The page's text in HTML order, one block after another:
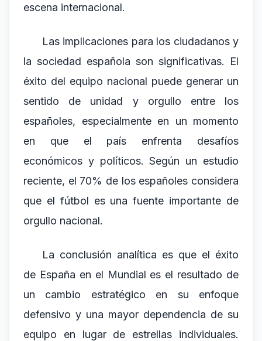
escena internacional.
Las implicaciones para los ciudadanos y
la sociedad española son significativas. El
éxito del equipo nacional puede generar un
sentido de unidad y orgullo entre los
españoles, especialmente en un momento
en que el país enfrenta desafíos
económicos y políticos. Según un estudio
reciente, el 70% de los españoles considera
que el fútbol es una fuente importante de
orgullo nacional.
La conclusión analítica es que el éxito
de España en el Mundial es el resultado de
un cambio estratégico en su enfoque
defensivo y una mayor dependencia de su
equipo en lugar de estrellas individuales.